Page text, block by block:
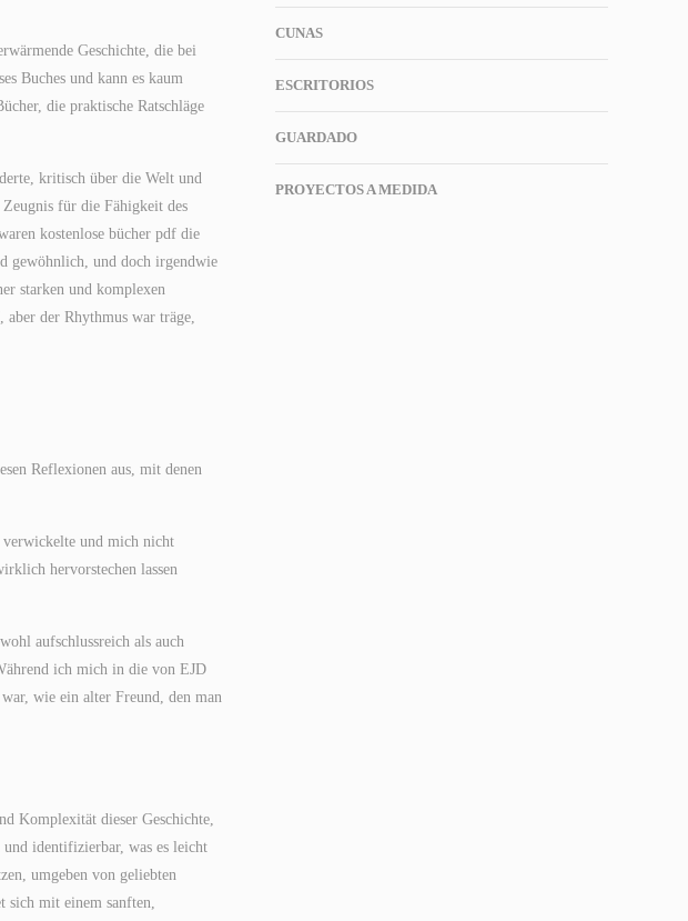
Geschichte, die bei
Buches und kann es kaum
die praktische Ratschläge
kritisch über die Welt und
für die Fähigkeit des
kostenlose bücher pdf die
gewöhnlich, und doch irgendwie
starken und komplexen
der Rhythmus war träge,
Reflexionen aus, mit denen
verwickelte und mich nicht
hervorstechen lassen
aufschlussreich als auch
ich mich in die von EJD
wie ein alter Freund, den man
Komplexität dieser Geschichte,
identifizierbar, was es leicht
umgeben von geliebten
sich mit einem sanften,
CUNAS
ESCRITORIOS
GUARDADO
PROYECTOS A MEDIDA